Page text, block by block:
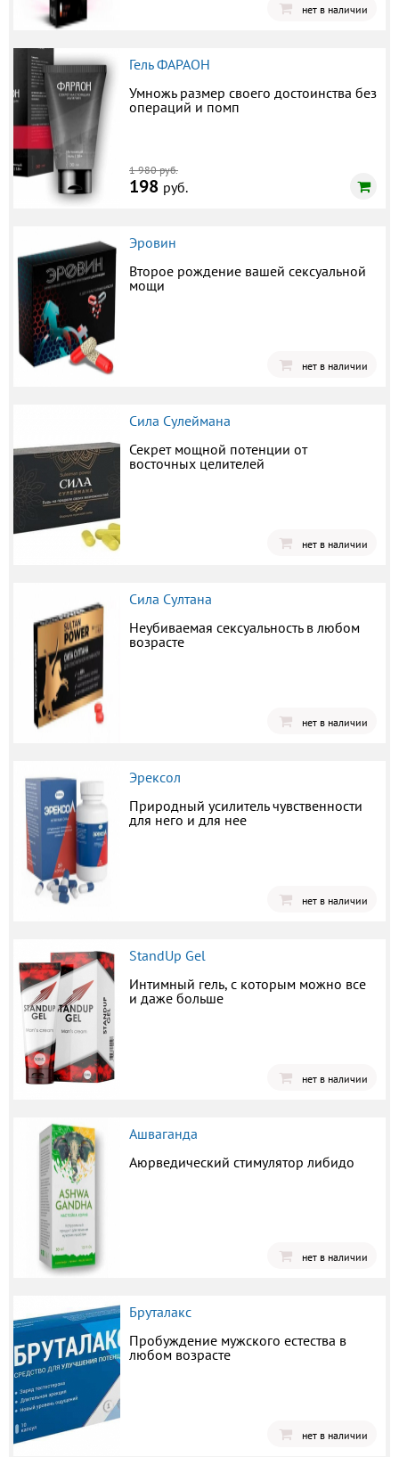
нет в наличии
Гель ФАРАОН
Умножь размер своего достоинства без
операций и помп
1 980 руб.
198 руб.
Эровин
Второе рождение вашей сексуальной
мощи
нет в наличии
Сила Сулеймана
Секрет мощной потенции от
восточных целителей
нет в наличии
Сила Султана
Неубиваемая сексуальность в любом
возрасте
нет в наличии
Эрексол
Природный усилитель чувственности
для него и для нее
нет в наличии
StandUp Gel
Интимный гель, с которым можно все
и даже больше
нет в наличии
Ашваганда
Аюрведический стимулятор либидо
нет в наличии
Бруталакс
Пробуждение мужского естества в
любом возрасте
нет в наличии